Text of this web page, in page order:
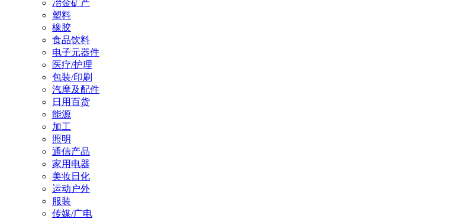
冶金矿产
塑料
橡胶
食品饮料
电子元器件
医疗/护理
包装/印刷
汽摩及配件
日用百货
能源
加工
照明
通信产品
家用电器
美妆日化
运动户外
服装
传媒/广电